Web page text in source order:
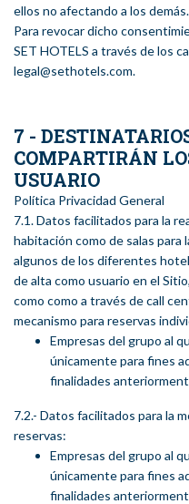
ellos no afectando a los demás.
Para revocar dicho
SET HOTELS a través de los
legal@sethotels.com.
7 -
COMPARTIRÁN
USUARIO
Política Privacidad General
7.1. Datos facilitados para la
habitación como de salas para
algunos de los diferentes
de alta como usuario en el
como como a través de call
mecanismo para reservas
Empresas del grupo al
únicamente para fines
finalidades
7.2.- Datos facilitados para la
reservas:
Empresas del grupo al
únicamente para fines
finalidades